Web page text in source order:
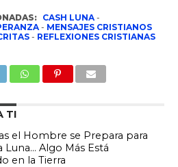
CASH LUNA-
- MENSAJES CRISTIANOS
- REFLEXIONES CRISTIANAS
TI
el Hombre se Prepara para
Luna… Algo Más Está
en la Tierra